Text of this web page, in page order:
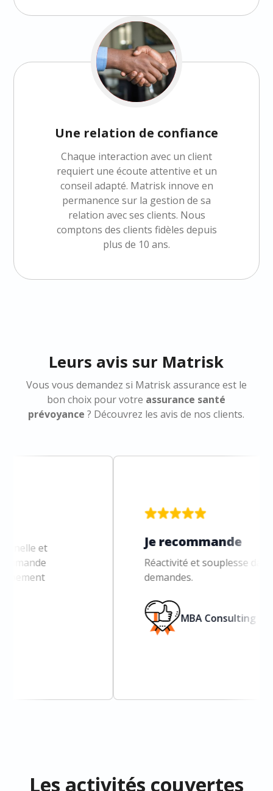
Une relation de confiance
Chaque interaction avec un client
requiert une écoute attentive et un
conseil adapté. Matrisk innove en
permanence sur la gestion de sa
relation avec ses clients. Nous
comptons des clients fidèles depuis
plus de 10 ans.
Leurs avis sur Matrisk
Vous vous demandez si Matrisk assurance est le
bon choix pour votre assurance santé
prévoyance ? Découvrez les avis de nos clients.
Je recommande
Réactivité et souplesse dans le
demandes.
MBA Consulting
Les activités couvertes